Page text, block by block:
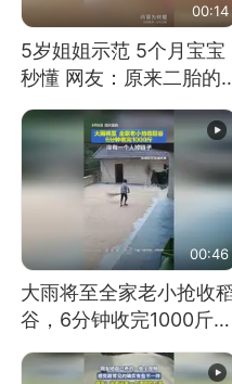
00:14
5岁姐姐示范 5个月宝宝
秒懂 网友：原来二胎的
快乐长这样
00:46
大雨将至全家老小抢收
谷，6分钟收完1000斤，
没有一个人掉链子